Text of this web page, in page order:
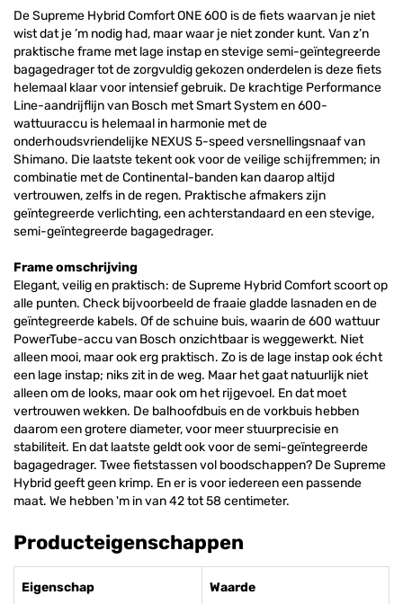
De Supreme Hybrid Comfort ONE 600 is de fiets waarvan je niet
wist dat je ’m nodig had, maar waar je niet zonder kunt. Van z’n
praktische frame met lage instap en stevige semi-geïntegreerde
bagagedrager tot de zorgvuldig gekozen onderdelen is deze fiets
helemaal klaar voor intensief gebruik. De krachtige Performance
Line-aandrijflijn van Bosch met Smart System en 600-
wattuuraccu is helemaal in harmonie met de
onderhoudsvriendelijke NEXUS 5-speed versnellingsnaaf van
Shimano. Die laatste tekent ook voor de veilige schijfremmen; in
combinatie met de Continental-banden kan daarop altijd
vertrouwen, zelfs in de regen. Praktische afmakers zijn
geïntegreerde verlichting, een achterstandaard en een stevige,
semi-geïntegreerde bagagedrager.
Frame omschrijving
Elegant, veilig en praktisch: de Supreme Hybrid Comfort scoort op
alle punten. Check bijvoorbeeld de fraaie gladde lasnaden en de
geïntegreerde kabels. Of de schuine buis, waarin de 600 wattuur
PowerTube-accu van Bosch onzichtbaar is weggewerkt. Niet
alleen mooi, maar ook erg praktisch. Zo is de lage instap ook écht
een lage instap; niks zit in de weg. Maar het gaat natuurlijk niet
alleen om de looks, maar ook om het rijgevoel. En dat moet
vertrouwen wekken. De balhoofdbuis en de vorkbuis hebben
daarom een grotere diameter, voor meer stuurprecisie en
stabiliteit. En dat laatste geldt ook voor de semi-geïntegreerde
bagagedrager. Twee fietstassen vol boodschappen? De Supreme
Hybrid geeft geen krimp. En er is voor iedereen een passende
maat. We hebben 'm in van 42 tot 58 centimeter.
Producteigenschappen
Eigenschap Waarde